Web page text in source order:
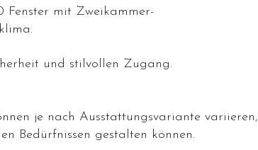
70 Fenster mit Zweikammer-
und stilvollen Zugang.
je nach Ausstattungsvariante variieren,
Bedürfnissen gestalten können.